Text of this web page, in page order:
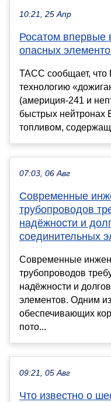
10:21, 25 Апр
Росатом впервые
опасных
ТАСС сообщает, что
технологию
(америция-241 и
быстрых нейтронах
топливом,
07:03, 06 Авг
Современные
трубопроводов
надёжности и
соединительных
Современные
трубопроводов
надёжности и
элементов. Одним
обеспечивающих
пото...
09:21, 05 Авг
Что известно о